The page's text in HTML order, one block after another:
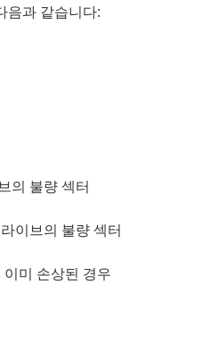
음과 같습니다:
의 불량 섹터
이브의 불량 섹터
미 손상된 경우